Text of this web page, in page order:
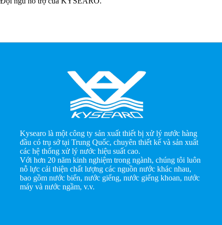
Kysearo là một công ty sản xuất thiết bị xử lý nước hàng
đầu có trụ sở tại Trung Quốc, chuyên thiết kế và sản xuất
các hệ thống xử lý nước hiệu suất cao.
Với hơn 20 năm kinh nghiệm trong ngành, chúng tôi luôn
nỗ lực cải thiện chất lượng các nguồn nước khác nhau,
bao gồm nước biển, nước giếng, nước giếng khoan, nước
máy và nước ngầm, v.v.